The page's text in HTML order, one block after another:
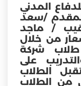
المدني
المقدم /سعد
/ ماجد
من خلال
طﻻب شركة
على
الطﻻب
من الطﻻب